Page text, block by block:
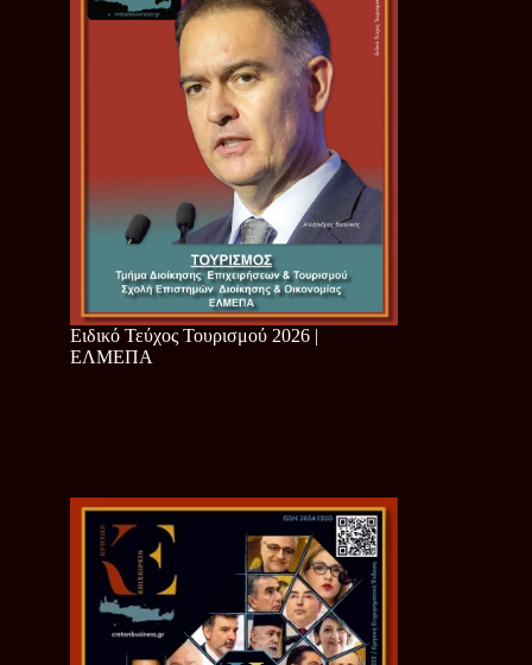
Ειδικό Τεύχος Τουρισμού 2026 |
ΕΛΜΕΠΑ